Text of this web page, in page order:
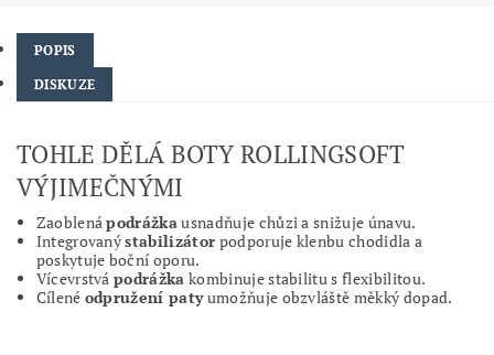
POPIS
DISKUZE
TOHLE DĚLÁ BOTY ROLLINGSOFT
VÝJIMEČNÝMI
Zaoblená podrážkausnadňuje chůzi a snižuje únavu.
Integrovanýstabilizátor podporuje klenbu chodidla a
poskytuje boční oporu.
Vícevrstvá podrážka kombinuje stabilitu s flexibilitou.
Cílené odpružení patyumožňuje obzvláště měkký dopad.